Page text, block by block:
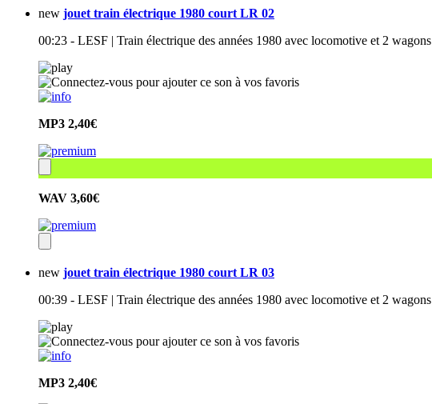
new jouet train électrique 1980 court LR 02
00:23 - LESF | Train électrique des années 1980 avec locomotive et 2
MP3 2,40€
WAV 3,60€
new jouet train électrique 1980 court LR 03
00:39 - LESF | Train électrique des années 1980 avec locomotive et 2
MP3 2,40€